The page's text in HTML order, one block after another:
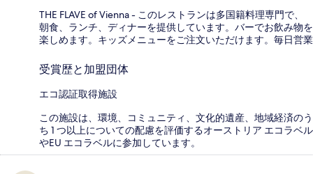
THE FLAVE of Vienna - このレストランは多国籍料理専門で、
朝食、ランチ、ディナーを提供しています。バーでお飲み物を
楽しめます。キッズメニューをご注文いただけます。毎日営業
受賞歴と加盟団体
エコ認証取得施設
この施設は、環境、コミュニティ、文化的遺産、地域経済のう
ち 1 つ以上についての配慮を評価するオーストリア エコラベル
やEU エコラベルに参加しています。